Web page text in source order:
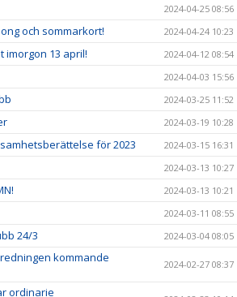
2024-04-25 08:56
och sommarkort! 2024-04-24 10:23
imorgon 13 april! 2024-04-12 08:54
2024-04-03 15:56
2024-03-25 11:52
2024-03-19 10:28
för 2023 2024-03-15 16:31
2024-03-13 10:27
2024-03-13 10:21
2024-03-11 08:55
24/3 2024-03-04 08:05
kommande
2024-02-27 08:37
ordinarie